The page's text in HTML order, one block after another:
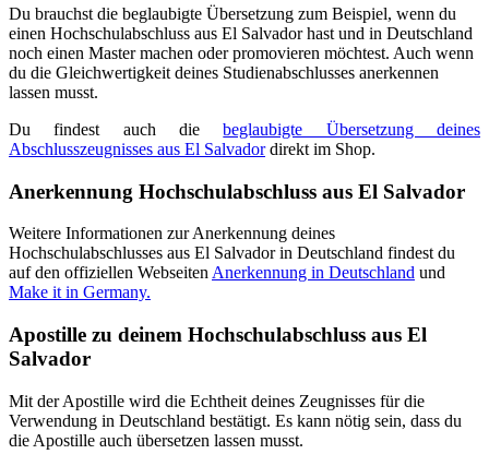
Du brauchst die beglaubigte Übersetzung zum Beispiel, wenn du
einen Hochschulabschluss aus El Salvador hast und in Deutschland
noch einen Master machen oder promovieren möchtest. Auch wenn
du die Gleichwertigkeit deines Studienabschlusses anerkennen
lassen musst.
Du findest auch diebeglaubigte Übersetzung deines
Abschlusszeugnisses aus El Salvadordirekt im Shop.
Anerkennung Hochschulabschluss aus El Salvador
Weitere Informationen zur Anerkennung deines
Hochschulabschlusses aus El Salvador in Deutschland findest du
auf den offiziellen WebseitenAnerkennung in Deutschland und
Make it in Germany.
Apostille zu deinem Hochschulabschluss aus El
Salvador
Mit der Apostille wird die Echtheit deines Zeugnisses für die
Verwendung in Deutschland bestätigt. Es kann nötig sein, dass du
die Apostille auch übersetzen lassen musst.